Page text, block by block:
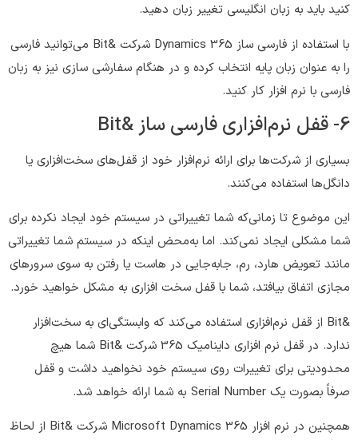
کنید باید به زبان انگلیسی تغییر زبان دهید.
با استفاده از فارسی ساز Dynamics 365 شرکت &Bit می‌توانید فارسی
را به عنوان زبان پایه انتخاب کرده و در هنگام سفارشی سازی نیز به زبان
فارسی با نرم افزار کار کنید.
6- قفل نرم‌افزاری فارسی ساز &Bit
بسیاری از شرکت‌ها برای ارائه نرم‌افزار خود از قفل‌های سخت‌افزاری یا
دانگل‌ها استفاده می‌کنند.
این موضوع تا زمانی‌که شما تغییراتی در سیستم خود ایجاد نکرده برای
شما مشکلی ایجاد نمی‌کند. اما به‌محض اینکه در سیستم شما تغییراتی
مانند تعویض هارد، رم، جابه‌جایی در هاست یا رفتن به سوی سرورهای
مجازی اتفاق بیافتد، شما با قفل سخت افزاری به مشکل خواهید خورد.
&Bit از قفل نرم‌افزاری استفاده می‌کند که وابستگی‌ای به سخت‌افزار
ندارد. در قفل نرم افزاری داینامیک 365 شرکت &Bit شما هیچ
محدودیتی برای تغییرات روی سیستم خود نخواهید داشت و قفل
صرفاً بصورت یک Serial Number به شما ارائه خواهد شد.
همچنین در نرم افزار Microsoft Dynamics 365 شرکت &Bit از لحاظ